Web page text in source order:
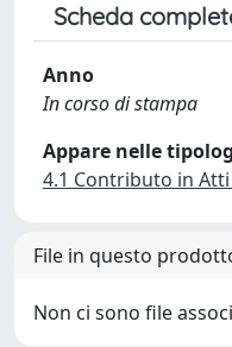
Scheda
Anno
In corso di stampa
Appare nelle
4.1 Contributo in
File in questo
Non ci sono file